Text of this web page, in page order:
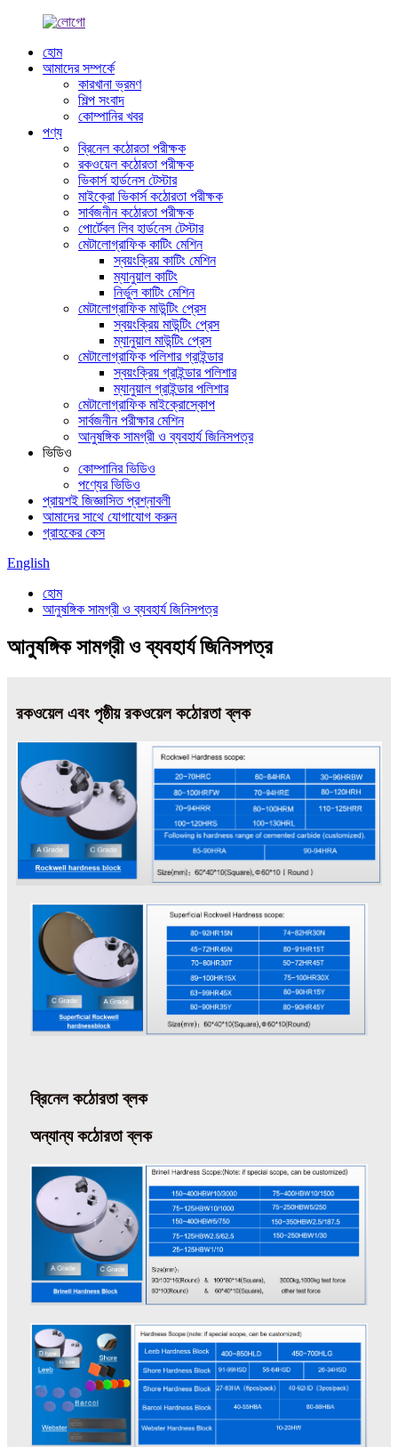
হোম
আমাদের সম্পর্কে
কারখানা ভ্রমণ
শিল্প সংবাদ
কোম্পানির খবর
পণ্য
ব্রিনেল কঠোরতা পরীক্ষক
রকওয়েল কঠোরতা পরীক্ষক
ভিকার্স হার্ডনেস টেস্টার
মাইক্রো ভিকার্স কঠোরতা পরীক্ষক
সার্বজনীন কঠোরতা পরীক্ষক
পোর্টেবল লিব হার্ডনেস টেস্টার
মেটালোগ্রাফিক কাটিং মেশিন
স্বয়ংক্রিয় কাটিং মেশিন
ম্যানুয়াল কাটিং
নির্ভুল কাটিং মেশিন
মেটালোগ্রাফিক মাউন্টিং প্রেস
স্বয়ংক্রিয় মাউন্টিং প্রেস
ম্যানুয়াল মাউন্টিং প্রেস
মেটালোগ্রাফিক পলিশার গ্রাইন্ডার
স্বয়ংক্রিয় গ্রাইন্ডার পলিশার
ম্যানুয়াল গ্রাইন্ডার পলিশার
মেটালোগ্রাফিক মাইক্রোস্কোপ
সার্বজনীন পরীক্ষার মেশিন
আনুষঙ্গিক সামগ্রী ও ব্যবহার্য জিনিসপত্র
ভিডিও
কোম্পানির ভিডিও
পণ্যের ভিডিও
প্রায়শই জিজ্ঞাসিত প্রশ্নাবলী
আমাদের সাথে যোগাযোগ করুন
গ্রাহকের কেস
English
হোম
আনুষঙ্গিক সামগ্রী ও ব্যবহার্য জিনিসপত্র
আনুষঙ্গিক সামগ্রী ও ব্যবহার্য জিনিসপত্র
রকওয়েল এবং পৃষ্ঠীয় রকওয়েল কঠোরতা ব্লক
ব্রিনেল কঠোরতা ব্লক
অন্যান্য কঠোরতা ব্লক